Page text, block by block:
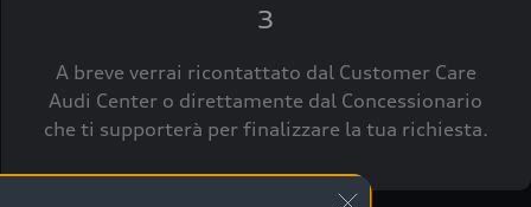
3
A breve verrai ricontattato dal Customer Care
Audi Center o direttamente dal Concessionario
che ti supporterà per finalizzare la tua richiesta.